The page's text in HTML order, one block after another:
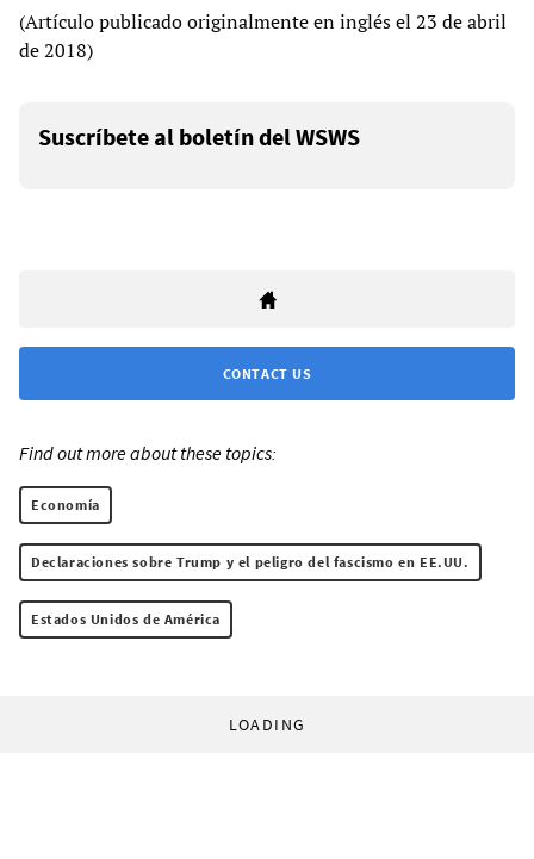
(Artículo publicado originalmente en inglés el 23 de abril
de 2018)
Suscríbete al boletín del WSWS
CONTACT US
Find out more about these topics:
Economía
Declaraciones sobre Trump y el peligro del fascismo en EE.UU.
Estados Unidos de América
LOADING